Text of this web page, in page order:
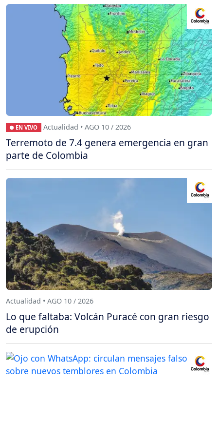
● EN VIVO Actualidad • AGO 10 / 2026
Terremoto de 7.4 genera emergencia en gran
parte de Colombia
Actualidad • AGO 10 / 2026
Lo que faltaba: Volcán Puracé con gran riesgo
de erupción